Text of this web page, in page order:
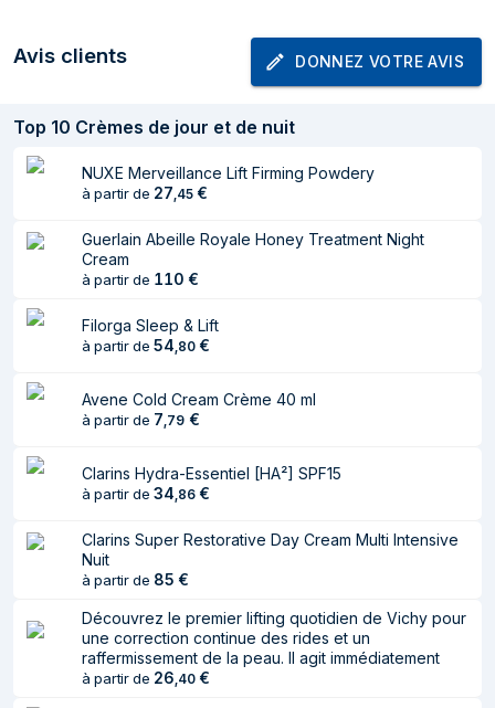
Adapté pour
Peau mixte, Peau sèche, Peau
normale, Peau grasse
Zone d'application Visage
Effet du soin de la
Eclaircissant, Raffermissant, Levage,
Nourrissant, Lissage
Volume
Type de
distributeur
Facteur de
protection solaire
(SPF)
15
Oui
AQUA/WATER/EAU. GLYCERIN.
DIMETHICONE. PENTYLENE GLYCOL.
ARGANIA SPINOSA KERNEL OIL.
POLYSILICONE-15. POTASSIUM
CETYL PHOSPHATE. CETEARYL
GLUCOSIDE. BUTYLENE GLYCOL.
Avis clients DONNEZ VOTRE AVIS
Top 10 Crèmes de jour et de nuit
NUXE Merveillance Lift Firming Powdery
à partir de 27 45 €
Guerlain Abeille Royale Honey Treatment Night
Cream
à partir de 110 €
Filorga Sleep & Lift
à partir de 54 80 €
Avene Cold Cream Crème 40 ml
à partir de 7 79 €
Clarins Hydra-Essentiel [HA²] SPF15
à partir de 34 86 €
Clarins Super Restorative Day Cream Multi Intensive
Nuit
à partir de 85 €
Découvrez le premier lifting quotidien de Vichy pour
une correction continue des rides et un
raffermissement de la peau. Il agit immédiatement
à partir de 26 40 €